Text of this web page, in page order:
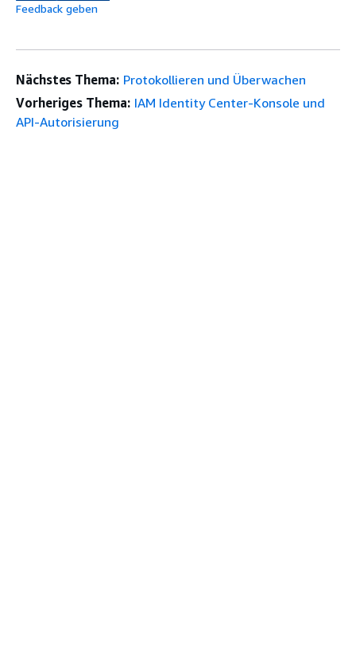
Feedback geben
Nächstes Thema: Protokollieren und Überwachen
Vorheriges Thema: IAM Identity Center-Konsole und
API-Autorisierung